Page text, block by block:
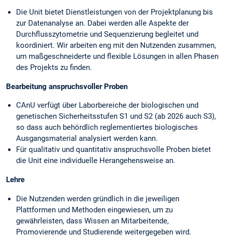
Die Unit bietet Dienstleistungen von der Projektplanung bis
zur Datenanalyse an. Dabei werden alle Aspekte der
Durchflusszytometrie und Sequenzierung begleitet und
koordiniert. Wir arbeiten eng mit den Nutzenden zusammen,
um maßgeschneiderte und flexible Lösungen in allen Phasen
des Projekts zu finden.
Bearbeitung anspruchsvoller Proben
CAnU verfügt über Laborbereiche der biologischen und
genetischen Sicherheitsstufen S1 und S2 (ab 2026 auch S3),
so dass auch behördlich reglementiertes biologisches
Ausgangsmaterial analysiert werden kann.
Für qualitativ und quantitativ anspruchsvolle Proben bietet
die Unit eine individuelle Herangehensweise an.
Lehre
Die Nutzenden werden gründlich in die jeweiligen
Plattformen und Methoden eingewiesen, um zu
gewährleisten, dass Wissen an Mitarbeitende,
Promovierende und Studierende weitergegeben wird.